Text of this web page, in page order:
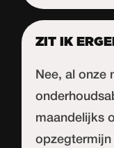
ZIT IK
Nee, al onze
maandelijks
opzegtermijn